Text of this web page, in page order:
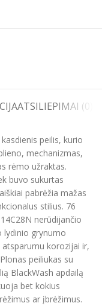
ATSILIEPIMAI (0)
peilis, kurio
mechanizmas,
rėmo užraktas.
buvo sukurtas
pabrėžia mažas
stilius. 76
nerūdijančio
lydinio grynumo
atsparumu korozijai ir,
peiliukas su
BlackWash apdailą
bet kokius
ar įbrėžimus.